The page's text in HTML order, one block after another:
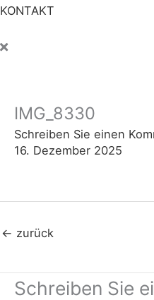
KONTAKT
IMG_8330
Schreiben Sie einen
16. Dezember 2025
← zurück
Schreiben Sie